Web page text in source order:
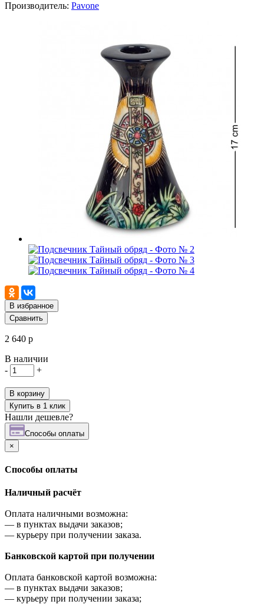
Производитель: Pavone
В избранное
Сравнить
2 640 р
В наличии
-
+
В корзину
Купить в 1 клик
Нашли дешевле?
Cпособы оплаты
×
Cпособы оплаты
Наличный расчёт
Оплата наличными возможна:
— в пунктах выдачи заказов;
— курьеру при получении заказа.
Банковской картой при получении
Оплата банковской картой возможна:
— в пунктах выдачи заказов;
— курьеру при получении заказа;